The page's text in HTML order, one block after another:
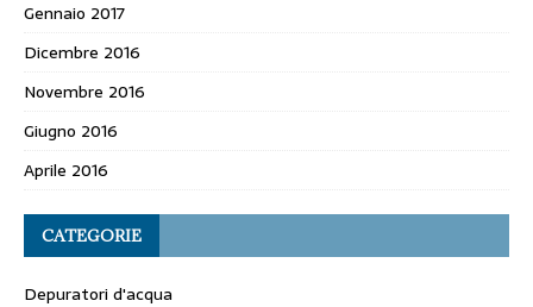
Gennaio 2017
Dicembre 2016
Novembre 2016
Giugno 2016
Aprile 2016
CATEGORIE
Depuratori d'acqua